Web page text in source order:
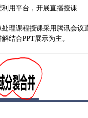
利用平台，开展直播授课
处理课程授课采用腾讯会议
结合PPT展示为主。